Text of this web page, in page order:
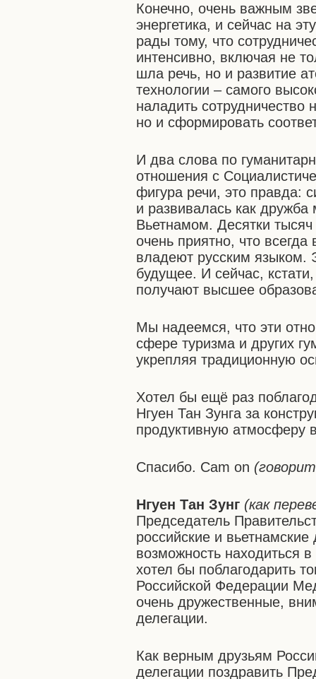
Конечно, очень важным
энергетика, и сейчас на
рады тому, что
интенсивно, включая не
шла речь, но и развитие
технологии – самого
наладить сотрудничество
но и сформировать
И два слова по
отношения с
фигура речи, это правда:
и развивалась как
Вьетнамом. Десятки
очень приятно, что
владеют русским языком.
будущее. И сейчас,
получают высшее
Мы надеемся, что эти
сфере туризма и других
укрепляя традиционную
Хотел бы ещё раз
Нгуен Тан Зунга за
продуктивную атмосферу
Спасибо. Cam on
Нгуен Тан Зунг (как
Председатель
российские и
возможность находиться
хотел бы поблагодарить
Российской Федерации
очень дружественные,
делегации.
Как верным друзьям
делегации поздравить